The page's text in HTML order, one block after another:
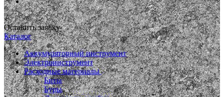
Оставить заявку
Каталог
Аккумуляторный инструмент
Электроинструмент
Расходные материалы
Биты
Буры